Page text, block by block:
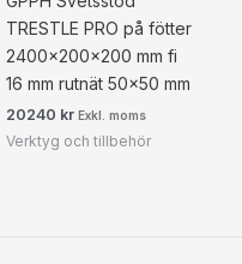
TRESTLE PRO på fötter
2400x200x200 mm fi
16 mm rutnät 50×50 mm
20240 kr Exkl. moms
Verktyg och tillbehör